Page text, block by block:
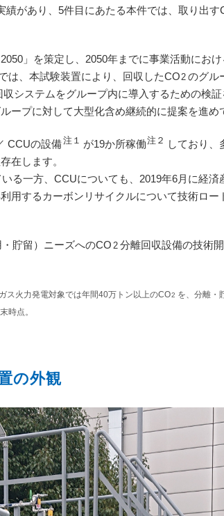
があり、5件目にあたる本件では、取り出す
」を策定し、2050年までに事業活動にお
は、本試験装置により、回収したCO2 のグル
収システムをグループ内に導入するための検証
プに対して大型化含め継続的に提案を進め
CCUの設備注１ が19か所稼働注２
しており、
在します。
る一方、CCUについても、2019年6月に経済
用するカーボンリサイクルについて技術ロ
貯留）ニーズへのCO 2 分離回収設備の技術
火力発電対象では年間40万トン以上のCO2 を、分離・
時点。
の外観